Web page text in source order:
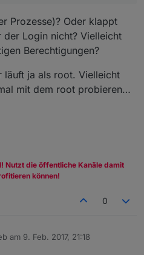
Prozesse)? Oder klappt
Login nicht? Vielleicht
Berechtigungen?
läuft ja als root. Vielleicht
mit dem root probieren…
Nutzt die öffentliche Kanäle damit
können!
0
am 9. Feb. 2017, 21:18
editiert von